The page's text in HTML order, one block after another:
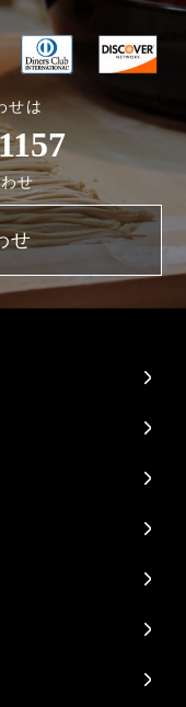
せは
せ
せ